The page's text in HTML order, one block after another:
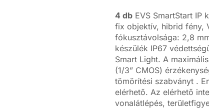
4 db EVS SmartStart IP
fix objektív, hibrid fény,
fókusztávolsága: 2,8
készülék IP67
Smart Light. A
(1/3” CMOS)
tömörítési szabványt .
elérhető. Az elérhető
vonalátlépés,